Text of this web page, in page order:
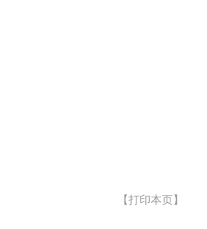
【打印本页】